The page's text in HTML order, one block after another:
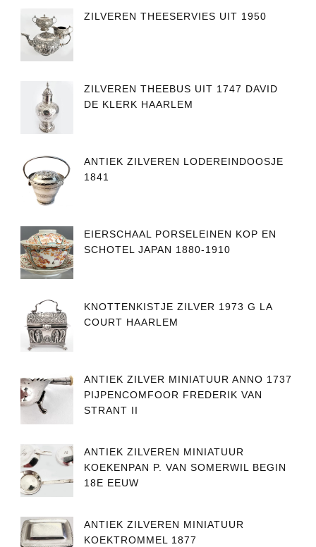
ZILVEREN THEESERVIES UIT 1950
ZILVEREN THEEBUS UIT 1747 DAVID
DE KLERK HAARLEM
ANTIEK ZILVEREN LODEREINDOOSJE
1841
EIERSCHAAL PORSELEINEN KOP EN
SCHOTEL JAPAN 1880-1910
KNOTTENKISTJE ZILVER 1973 G LA
COURT HAARLEM
ANTIEK ZILVER MINIATUUR ANNO 1737
PIJPENCOMFOOR FREDERIK VAN
STRANT II
ANTIEK ZILVEREN MINIATUUR
KOEKENPAN P. VAN SOMERWIL BEGIN
18E EEUW
ANTIEK ZILVEREN MINIATUUR
KOEKTROMMEL 1877